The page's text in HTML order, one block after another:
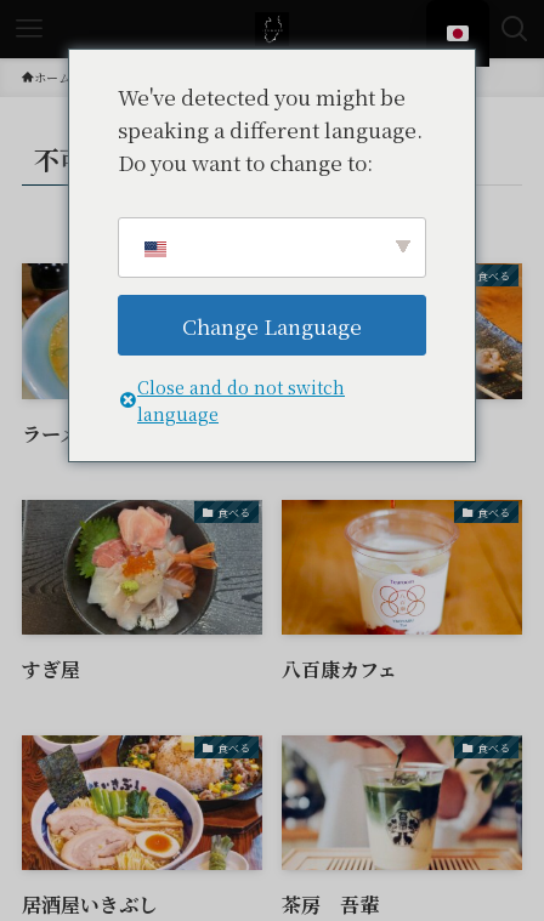
ホーム
不可 – tax –
食べる
ラーメンひろちゃん
食べる
食べる
すぎ屋
食べる
八百康カフェ
食べる
居酒屋いきぶし
食べる
茶房 吾輩
We've detected you might be
speaking a different language.
Do you want to change to:
Change Language
Close and do not switch
language